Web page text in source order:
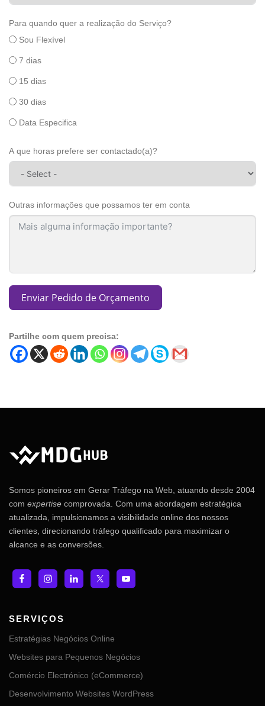
Para quando quer a realização do Serviço?
Sou Flexível
7 dias
15 dias
30 dias
Data Especifica
A que horas prefere ser contactado(a)?
Outras informações que possamos ter em conta
Enviar Pedido de Orçamento
Partilhe com quem precisa:
Somos pioneiros em Gerar Tráfego na Web, atuando desde 2004
com expertise comprovada. Com uma abordagem estratégica
atualizada, impulsionamos a visibilidade online dos nossos
clientes, direcionando tráfego qualificado para maximizar o
alcance e as conversões.
SERVIÇOS
Estratégias Negócios Online
Websites para Pequenos Negócios
Comércio Electrónico (eCommerce)
Desenvolvimento Websites WordPress